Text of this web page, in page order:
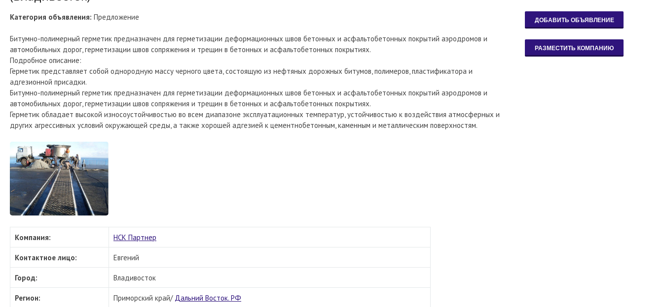
Категория объявления: Предложение
Битумно-полимерный герметик предназначен для герметизации деформационных швов бетонных и асфальтобетонных покрытий аэродромов и
автомобильных дорог, герметизации швов сопряжения и трещин в бетонных и асфальтобетонных покрытиях.
Подробное описание:
Герметик представляет собой однородную массу черного цвета, состоящую из нефтяных дорожных битумов, полимеров, пластификатора и
адгезионной присадки.
Битумно-полимерный герметик предназначен для герметизации деформационных швов бетонных и асфальтобетонных покрытий аэродромов и
автомобильных дорог, герметизации швов сопряжения и трещин в бетонных и асфальтобетонных покрытиях.
Герметик обладает высокой износоустойчивостью во всем диапазоне эксплуатационных температур, устойчивостью к воздействия атмосферных и
других агрессивных условий окружающей среды, а также хорошей адгезией к цементнобетонным, каменным и металлическим поверхностям.
Компания: НСК Партнер
Контактное лицо: Евгений
Город: Владивосток
Регион: Приморский край/ Дальний Восток. РФ